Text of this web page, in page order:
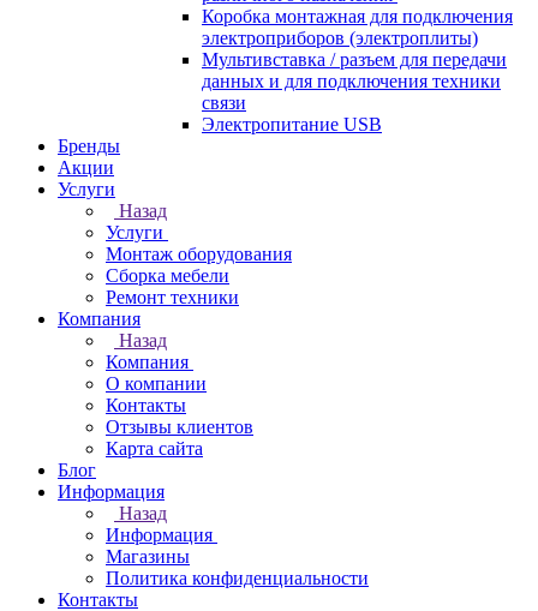
Коробка монтажная для подключения
электроприборов (электроплиты)
Мультивставка / разъем для передачи
данных и для подключения техники
связи
Электропитание USB
Бренды
Акции
Услуги
Назад
Услуги
Монтаж оборудования
Сборка мебели
Ремонт техники
Компания
Назад
Компания
О компании
Контакты
Отзывы клиентов
Карта сайта
Блог
Информация
Назад
Информация
Магазины
Политика конфиденциальности
Контакты